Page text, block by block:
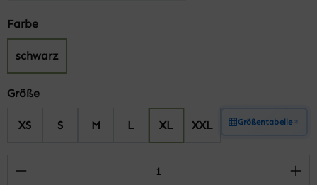
Farbeauswählen
schwarz
Größeauswählen
XS S M L XL XXL Größentabelle
Produkt Anzahl: Gib den gewünschten